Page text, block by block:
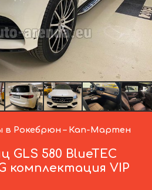
Рокебрюн – Кап-Мартен
GLS 580 BlueTEC
комплектация VIP